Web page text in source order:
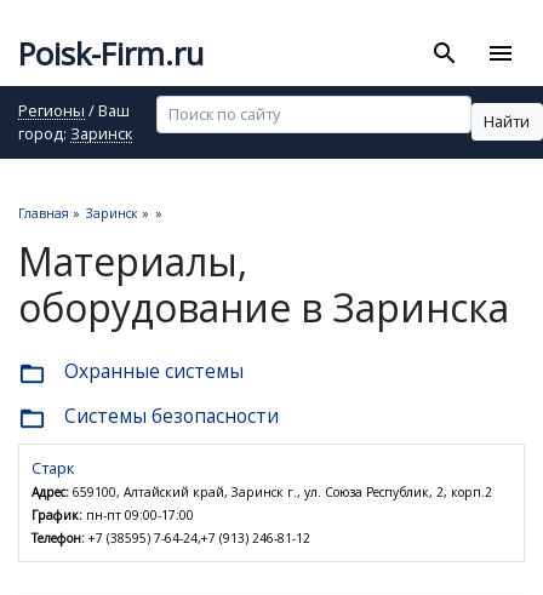
Poisk-Firm.ru search menu
Регионы / Ваш
город: Заринск
Найти
Главная » Заринск » »
Материалы,
оборудование в Заринска
folder_open Охранные системы
folder_open Системы безопасности
Старк
Адрес: 659100, Алтайский край, Заринск г., ул. Союза Республик, 2, корп.2
График: пн-пт 09:00-17:00
Телефон: +7 (38595) 7-64-24,+7 (913) 246-81-12